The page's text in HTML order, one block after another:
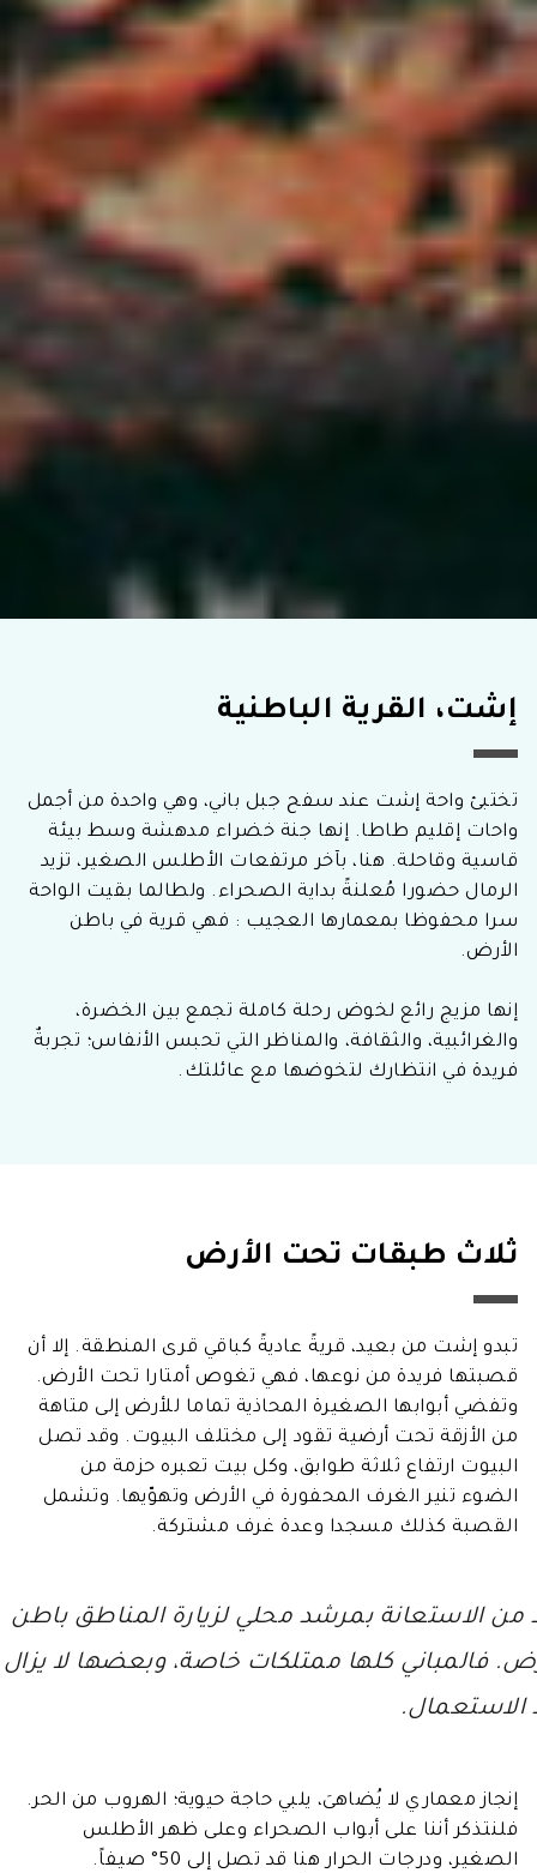
إشت، القرية الباطنية
تختبئ واحة إشت عند سفح جبل باني، وهي واحدة من أجمل
واحات إقليم طاطا. إنها جنة خضراء مدهشة وسط بيئة
قاسية وقاحلة. هنا، بآخر مرتفعات الأطلس الصغير، تزيد
الرمال حضورا مُعلنةً بداية الصحراء. ولطالما بقيت الواحة
سرا محفوظا بمعمارها العجيب : فهي قرية في باطن
الأرض.
إنها مزيج رائع لخوض رحلة كاملة تجمع بين الخضرة،
والغرائبية، والثقافة، والمناظر التي تحبس الأنفاس؛ تجربةٌ
فريدة في انتظارك لتخوضها مع عائلتك.
ثلاث طبقات تحت الأرض
تبدو إشت من بعيد، قريةً عاديةً كباقي قرى المنطقة. إلا أن
قصبتها فريدة من نوعها، فهي تغوص أمتارا تحت الأرض.
وتفضي أبوابها الصغيرة المحاذية تماما للأرض إلى متاهة
من الأزقة تحت أرضية تقود إلى مختلف البيوت. وقد تصل
البيوت ارتفاع ثلاثة طوابق، وكل بيت تعبره حزمة من
الضوء تنير الغرف المحفورة في الأرض وتهوّيها. وتشمل
القصبة كذلك مسجدا وعدة غرف مشتركة.
من الاستعانة بمرشد محلي لزيارة المناطق باطن
فالمباني كلها ممتلكات خاصة، وبعضها لا يزال
الاستعمال.
إنجاز معماري لا يُضاهىَ، يلبي حاجة حيوية؛ الهروب من الحر.
فلنتذكر أننا على أبواب الصحراء وعلى ظهر الأطلس
الصغير، ودرجات الحرار هنا قد تصل إلى 50° صيفاً.